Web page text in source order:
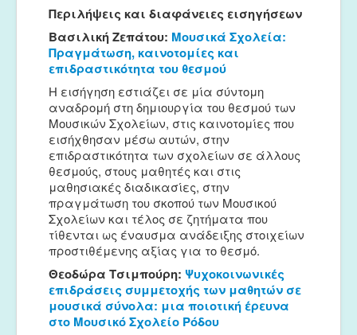
Περιλήψεις και διαφάνειες εισηγήσεων
Βασιλική Ζεπάτου: Μουσικά Σχολεία:
Πραγμάτωση, καινοτομίες και
επιδραστικότητα του θεσμού
Η εισήγηση εστιάζει σε μία σύντομη
αναδρομή στη δημιουργία του θεσμού των
Μουσικών Σχολείων, στις καινοτομίες που
εισήχθησαν μέσω αυτών, στην
επιδραστικότητα των σχολείων σε άλλους
θεσμούς, στους μαθητές και στις
μαθησιακές διαδικασίες, στην
πραγμάτωση του σκοπού των Μουσικού
Σχολείων και τέλος σε ζητήματα που
τίθενται ως έναυσμα ανάδειξης στοιχείων
προστιθέμενης αξίας για το θεσμό.
Θεοδώρα Τσιμπούρη: Ψυχοκοινωνικές
επιδράσεις συμμετοχής των μαθητών σε
μουσικά σύνολα: μια ποιοτική έρευνα
στο Μουσικό Σχολείο Ρόδου